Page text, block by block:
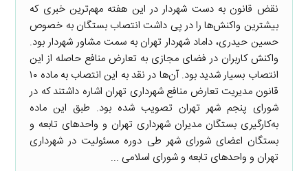
نقض قانون به دست شهردار در این هفته مهم‌ترین خبری که
بیشترین واکنش‌ها را در پی داشت انتصاب بستگان به خصوص
حسین حیدری، داماد شهردار تهران به سمت مشاور شهردار بود.
واکنش کاربران در فضای مجازی به تعارض منافع حاصله از این
انتصاب بسیار شدید بود. آن‌ها در نقد به این انتصاب به ماده ۱۰
قانون مدیریت تعارض منافع شهرداری تهران اشاره داشتند که در
شورای پنجم شهر تهران تصویب شده بود. طبق این ماده
به‌کارگیری بستگان مدیران شهرداری تهران و واحدهای تابعه و
بستگان اعضای شورای شهر طی دوره مسئولیت در شهرداری
تهران و واحدهای تابعه و شورای اسلامی ...